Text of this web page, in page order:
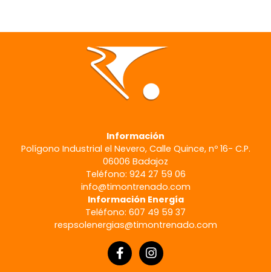
Información
Polígono Industrial el Nevero, Calle Quince, nº 16- C.P.
06006 Badajoz
Teléfono: 924 27 59 06
info@timontrenado.com
Información Energía
Teléfono: 607 49 59 37
respsolenergias@timontrenado.com